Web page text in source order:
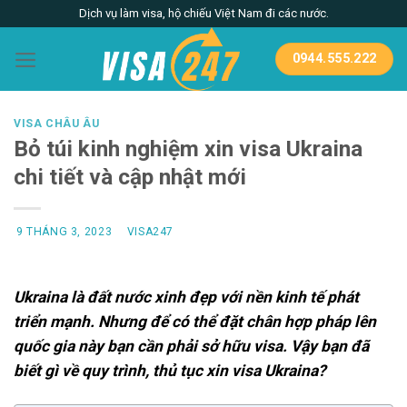
content
Dịch vụ làm visa, hộ chiếu Việt Nam đi các nước.
0944.555.222
VISA CHÂU ÂU
Bỏ túi kinh nghiệm xin visa Ukraina
chi tiết và cập nhật mới
9 THÁNG 3, 2023 VISA247
Ukraina là đất nước xinh đẹp với nền kinh tế phát
triển mạnh. Nhưng để có thể đặt chân hợp pháp lên
quốc gia này bạn cần phải sở hữu visa. Vậy bạn đã
biết gì về quy trình, thủ tục xin visa Ukraina?